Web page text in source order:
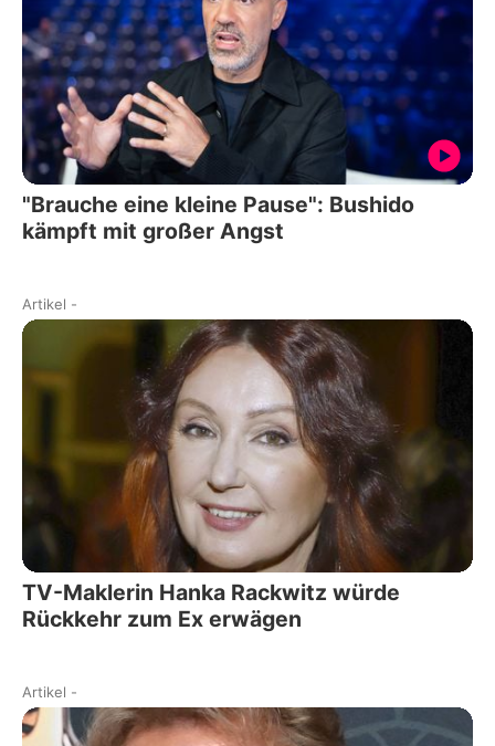
"Brauche eine kleine Pause": Bushido
kämpft mit großer Angst
Artikel -
TV-Maklerin Hanka Rackwitz würde
Rückkehr zum Ex erwägen
Artikel -